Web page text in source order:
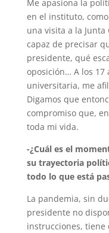
Me apasiona la
en el instituto,
una visita a la
capaz de precisar
presidente, qué
oposición… A los 17
universitaria, me
Digamos que
compromiso que,
toda mi vida.
-¿Cuál es el
su trayectoria
todo lo que está
La pandemia, sin
presidente no
instrucciones, tiene